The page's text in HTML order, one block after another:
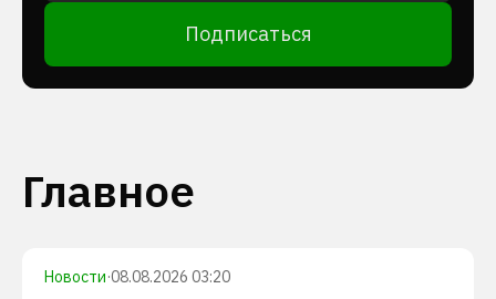
Подписаться
Главное
Новости·08.08.2026 03:20